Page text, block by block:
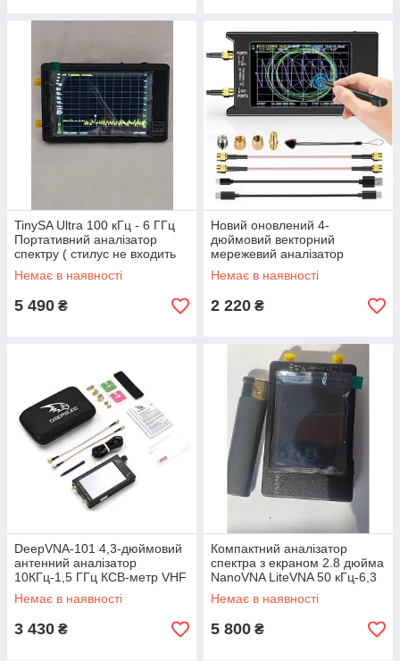
TinySA Ultra 100 кГц - 6 ГГц
Портативний аналізатор
спектру ( стилус не входить
до комплекту )
Немає в наявності
5 490 ₴
Новий оновлений 4-
дюймовий векторний
мережевий аналізатор
NanoVNA-H4 10kГц-1.5GHz
HF VHF UHF
Немає в наявності
2 220 ₴
DeepVNA-101 4,3-дюймовий
антенний аналізатор
10КГц-1,5 ГГц КСВ-метр VHF
UHF мережевий аналізатор
HW3.2 IPS LCD
Немає в наявності
3 430 ₴
Компактний аналізатор
спектра з екраном 2.8 дюйма
NanoVNA LiteVNA 50 кГц-6,3
ГГц, векторний мережевий
аналізатор, антенний аналіза
Немає в наявності
5 800 ₴